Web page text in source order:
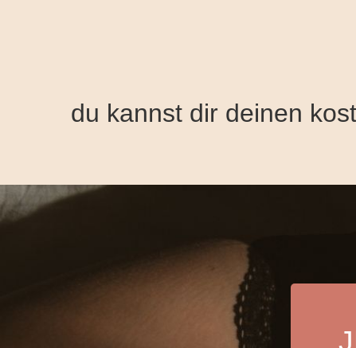
du kannst dir deinen